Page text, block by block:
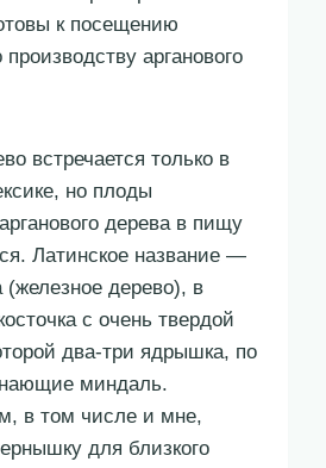
к посещению
производству арганового
встречается только в
но плоды
дерева в пищу
Латинское название —
(железное дерево), в
с очень твердой
два-три ядрышка, по
миндаль.
в том числе и мне,
для близкого